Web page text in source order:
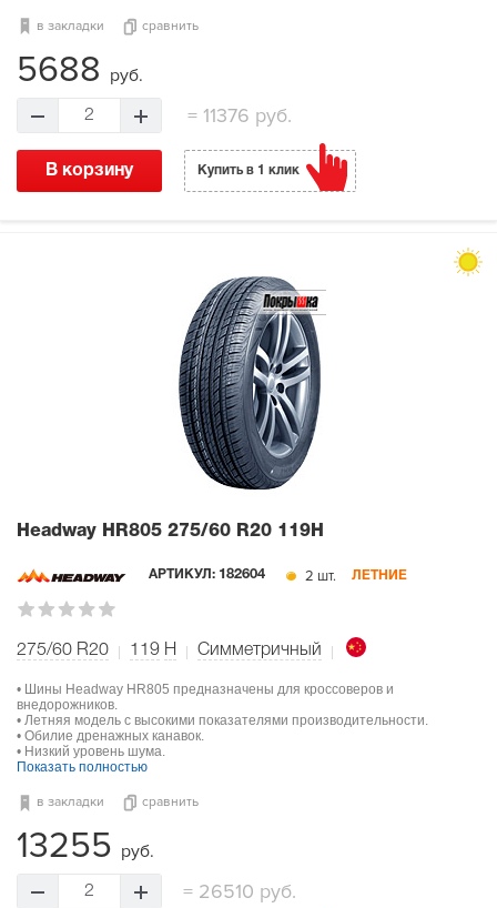
в закладки сравнить
5688 руб.
2 =11376 руб.
В корзину Купить в 1 клик
Headway HR805 275/60 R20 119H
АРТИКУЛ: 182604 2 шт. ЛЕТНИЕ
275/60 R20 119 H Симметричный
• Шины Headway HR805 предназначены для кроссоверов и
внедорожников.
• Летняя модель с высокими показателями производительности.
• Обилие дренажных канавок.
• Низкий уровень шума.
Показать полностью
в закладки сравнить
13255 руб.
2 =26510 руб.